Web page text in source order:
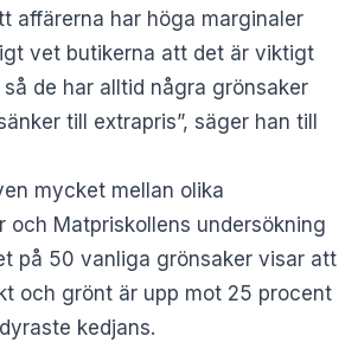
affärerna har höga marginaler
vet butikerna att det är viktigt
de har alltid några grönsaker
till extrapris”, säger han till
mycket mellan olika
och Matpriskollens undersökning
på 50 vanliga grönsaker visar att
och grönt är upp mot 25 procent
kedjans.